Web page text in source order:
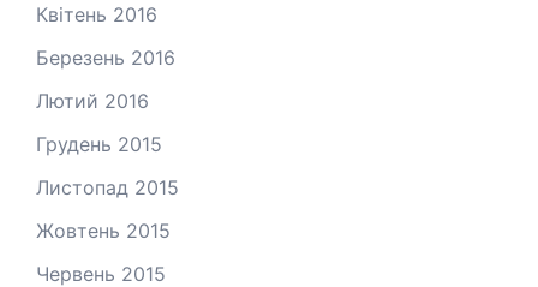
Квітень 2016
Березень 2016
Лютий 2016
Грудень 2015
Листопад 2015
Жовтень 2015
Червень 2015